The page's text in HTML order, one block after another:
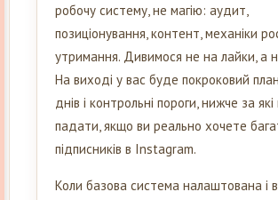
робочу систему, не магію: аудит,
позиціонування, контент, механіки
утримання. Дивимося не на лайки, а
На виході у вас буде покроковий
днів і контрольні пороги, нижче за
падати, якщо ви реально хочете
підписників в Instagram.
Коли базова система налаштована і